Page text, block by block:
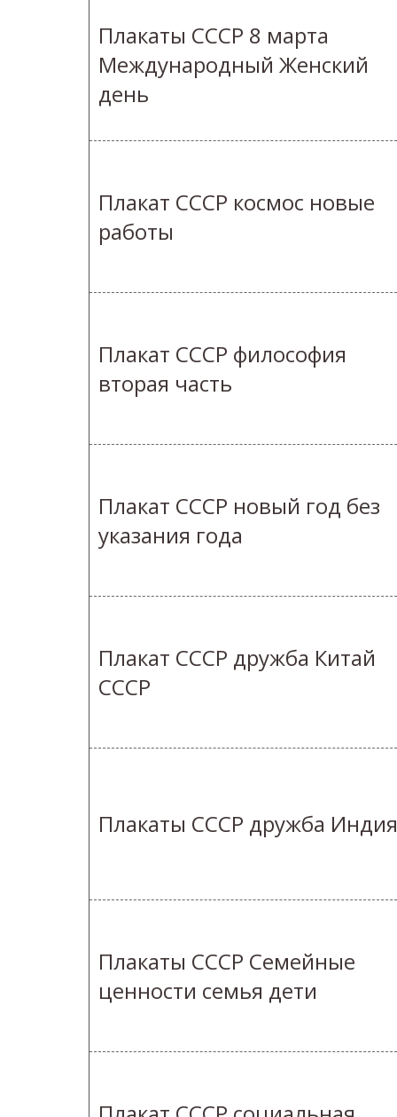
Плакаты СССР 8 марта
Международный Женский
день
Плакат СССР космос новые
работы
Плакат СССР философия
вторая часть
Плакат СССР новый год без
указания года
Плакат СССР дружба Китай
СССР
Плакаты СССР дружба Индия
Плакаты СССР Семейные
ценности семья дети